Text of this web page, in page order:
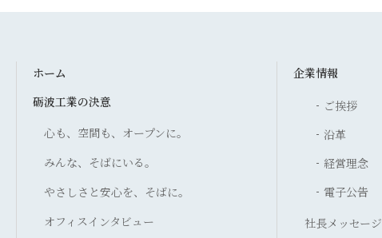
ホーム
砺波工業の決意
心も、空間も、オープンに。
みんな、そばにいる。
やさしさと安心を、そばに。
オフィスインタビュー
企業情報
ご挨拶
沿革
経営理念
電子公告
社長メッセージ